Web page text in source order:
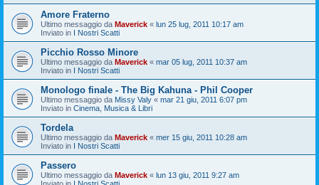
Amore Fraterno
Ultimo messaggio da Maverick « lun 25 lug, 2011 10:17 am
Inviato in I Nostri Scatti
Picchio Rosso Minore
Ultimo messaggio da Maverick « mar 05 lug, 2011 10:37 am
Inviato in I Nostri Scatti
Monologo finale - The Big Kahuna - Phil Cooper
Ultimo messaggio da Missy Valy « mar 21 giu, 2011 6:07 pm
Inviato in Cinema, Musica & Libri
Tordela
Ultimo messaggio da Maverick « mer 15 giu, 2011 10:28 am
Inviato in I Nostri Scatti
Passero
Ultimo messaggio da Maverick « lun 13 giu, 2011 9:27 am
Inviato in I Nostri Scatti